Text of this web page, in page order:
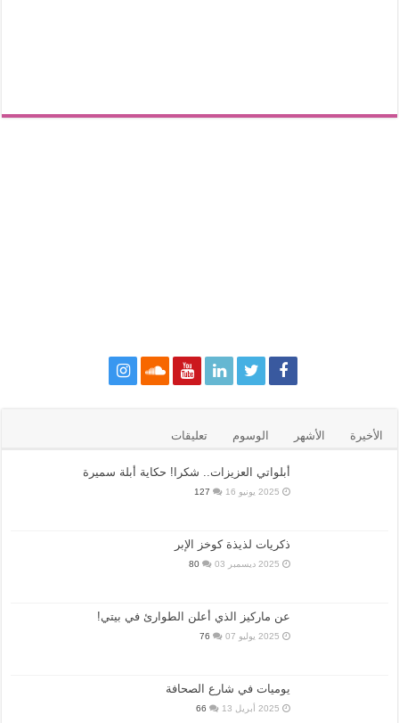
الأخيرة الأشهر الوسوم تعليقات
أبلواتي العزيزات.. شكرا! حكاية أبلة سميرة
2025 يونيو 16 127
ذكريات لذيذة كوخز الإبر
2025 ديسمبر 03 80
عن ماركيز الذي أعلن الطوارئ في بيتي!
2025 يوليو 07 76
يوميات في شارع الصحافة
2025 أبريل 13 66